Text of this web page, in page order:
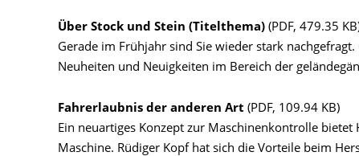
Über Stock und Stein (Titelthema) (PDF, 479.35
Gerade im Frühjahr sind Sie wieder stark
Neuheiten und Neuigkeiten im Bereich der
Fahrerlaubnis der anderen Art (PDF, 109.94 KB)
Ein neuartiges Konzept zur Maschinenkontrolle
Maschine. Rüdiger Kopf hat sich die Vorteile beim